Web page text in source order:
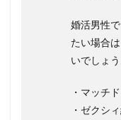
婚活男性
たい場合
いでしょう
・マッチ
・ゼクシ